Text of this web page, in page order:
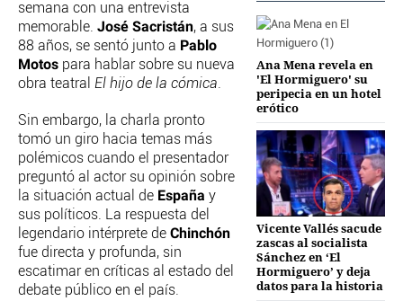
TRAVELLERS
EXPERTOS
GASTRONOMÍA
SALUD
ESCAPARATE
LA SEGUNDA DOSIS
CORONAVIRUS
DIRECTORIOS
LO ÚLTIMO
BLOGS
VÍDEOS
Ana Mena revela en
'El Hormiguero' su
peripecia en un hotel
erótico
Vicente Vallés sacude
zascas al socialista
Sánchez en ‘El
Hormiguero’ y deja
datos para la historia
semana con una entrevista
memorable. José Sacristán, a sus
88 años, se sentó junto a Pablo
Motos para hablar sobre su nueva
obra teatral El hijo de la cómica
Sin embargo, la charla pronto
tomó un giro hacia temas más
polémicos cuando el presentador
preguntó al actor su opinión sobre
la situación actual de España y
sus políticos. La respuesta del
legendario intérprete de Chinchón
fue directa y profunda, sin
escatimar en críticas al estado del
debate público en el país.